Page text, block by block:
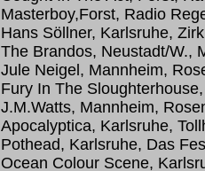
Masterboy,Forst, Radio
Hans Söllner, Karlsruhe,
The Brandos, Neustadt/W.,
Jule Neigel, Mannheim,
Fury In The
J.M.Watts, Mannheim,
Apocalyptica, Karlsruhe,
Pothead, Karlsruhe, Das
Ocean Colour Scene,